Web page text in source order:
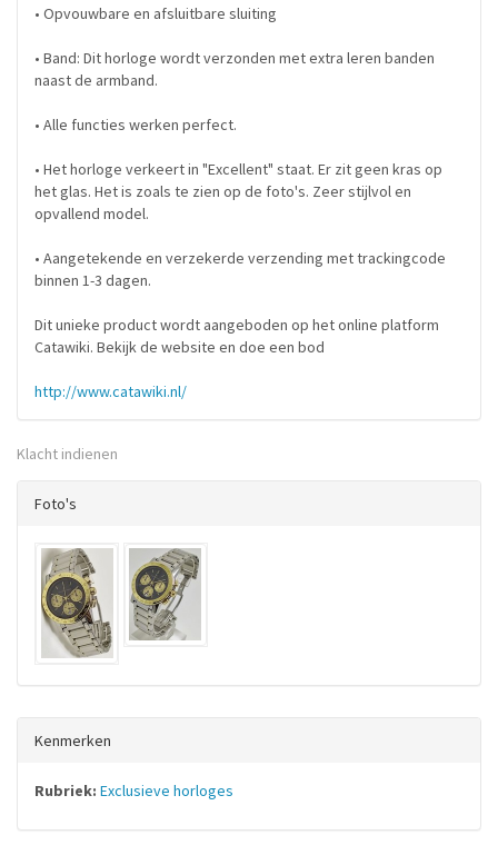
• Opvouwbare en afsluitbare sluiting
• Band: Dit horloge wordt verzonden met extra leren banden
naast de armband.
• Alle functies werken perfect.
• Het horloge verkeert in "Excellent" staat. Er zit geen kras op
het glas. Het is zoals te zien op de foto's. Zeer stijlvol en
opvallend model.
• Aangetekende en verzekerde verzending met trackingcode
binnen 1-3 dagen.
Dit unieke product wordt aangeboden op het online platform
Catawiki. Bekijk de website en doe een bod
http://www.catawiki.nl/
Klacht indienen
Foto's
Kenmerken
Rubriek: Exclusieve horloges